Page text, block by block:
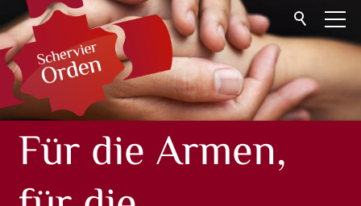
Start
Gemeinschaft
Helfen
Angebote
Kontakt
Für die Armen,